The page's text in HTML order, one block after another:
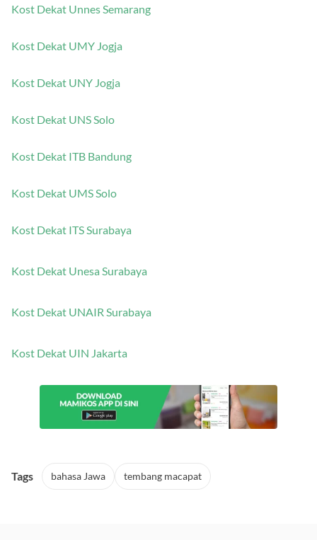
Kost Dekat Unnes Semarang
Kost Dekat UMY Jogja
Kost Dekat UNY Jogja
Kost Dekat UNS Solo
Kost Dekat ITB Bandung
Kost Dekat UMS Solo
Kost Dekat ITS Surabaya
Kost Dekat Unesa Surabaya
Kost Dekat UNAIR Surabaya
Kost Dekat UIN Jakarta
Tags bahasa Jawa tembang macapat